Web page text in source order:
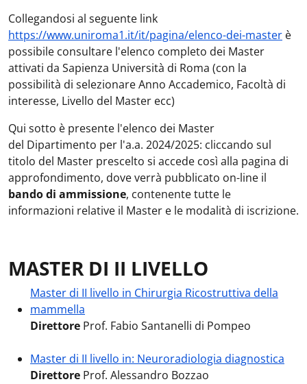
Collegandosi al seguente link
https://www.uniroma1.it/it/pagina/elenco-dei-master è
possibile consultare l'elenco completo dei Master
attivati da Sapienza Università di Roma (con la
possibilità di selezionare Anno Accademico, Facoltà di
interesse, Livello del Master ecc)
Qui sotto è presente l'elenco dei Master
del Dipartimento per l'a.a. 2024/2025: cliccando sul
titolo del Master prescelto si accede così alla pagina di
approfondimento, dove verrà pubblicato on-line il
bando di ammissione, contenente tutte le
informazioni relative il Master e le modalità di iscrizione.
MASTER DI II LIVELLO
Master di II livello in Chirurgia Ricostruttiva della
mammella
Direttore Prof. Fabio Santanelli di Pompeo
Master di II livello in: Neuroradiologia diagnostica
Direttore Prof. Alessandro Bozzao